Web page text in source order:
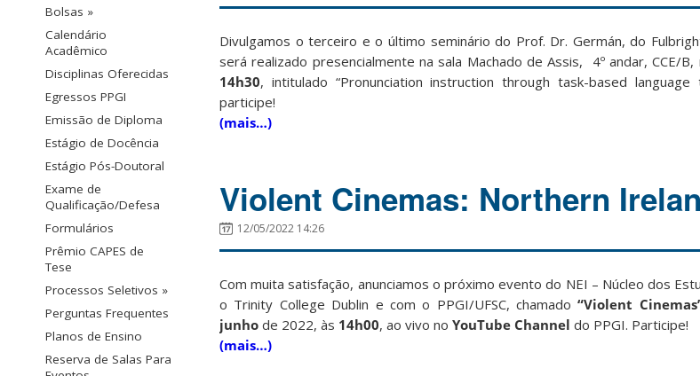
Bolsas »
Calendário
Acadêmico
Disciplinas Oferecidas
Egressos PPGI
Emissão de Diploma
Estágio de Docência
Estágio Pós-Doutoral
Exame de
Qualificação/Defesa
Formulários
Prêmio CAPES de
Tese
Processos Seletivos »
Perguntas Frequentes
Planos de Ensino
Reserva de Salas Para
Divulgamos o terceiro e o último seminário do Prof. Dr. Germán, do
será realizado presencialmente na sala Machado de Assis, 4º andar, CCE/
14h30, intitulado “Pronunciation instruction through task-based language
participe!
(mais…)
Violent Cinemas: Northern
12/05/2022 14:26
Com muita satisfação, anunciamos o próximo evento do NEI – Núcleo dos
o Trinity College Dublin e com o PPGI/UFSC, chamado“Violent
junho de 2022, às 14h00, ao vivo no YouTube Channel do PPGI. Participe!
(mais…)